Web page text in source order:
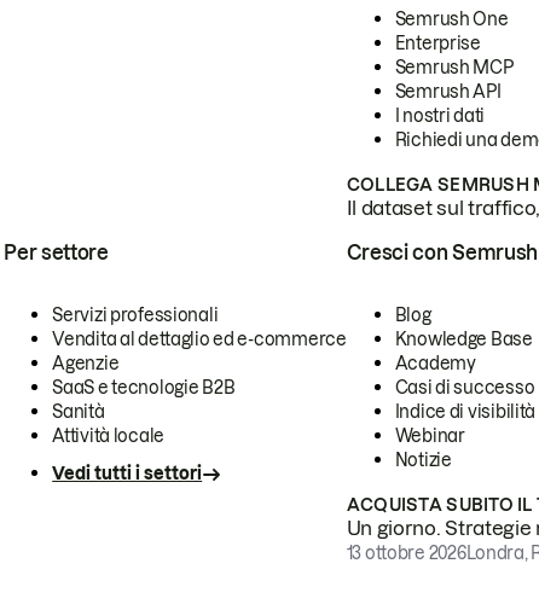
Semrush One
Enterprise
Semrush MCP
Semrush API
I nostri dati
Richiedi una
COLLEGA SEMRUSH
Il dataset sul
Per settore
Servizi professionali
Vendita al dettaglio ed e-commerce
Agenzie
SaaS e tecnologie B2B
Sanità
Attività locale
Vedi tutti i settori
Cresci con Semrush
Blog
Knowledge Base
Academy
Casi di successo
Indice di visibilità
Webinar
Notizie
ACQUISTA SUBITO IL
Un giorno.
13 ottobre 2026Londra,